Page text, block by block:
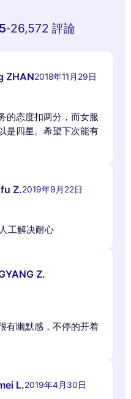
-26,572 評論
ZHAN2018年11月29日
的态度扣两分，而女服
是四星。希望下次能有
Z.2019年9月22日
工解决耐心
Z.
有幽默感，不停的开着
L.2019年4月30日